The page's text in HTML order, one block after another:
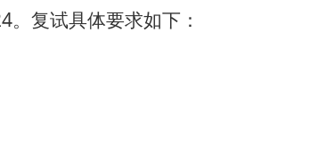
复试具体要求如下：